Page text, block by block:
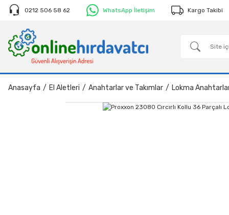
0212 506 58 62 WhatsApp İletişim Kargo Takibi
Anasayfa El Aletleri Anahtarlar ve Takımlar Lokma